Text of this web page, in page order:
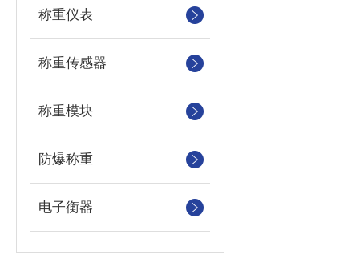
称重仪表
称重传感器
称重模块
防爆称重
电子衡器